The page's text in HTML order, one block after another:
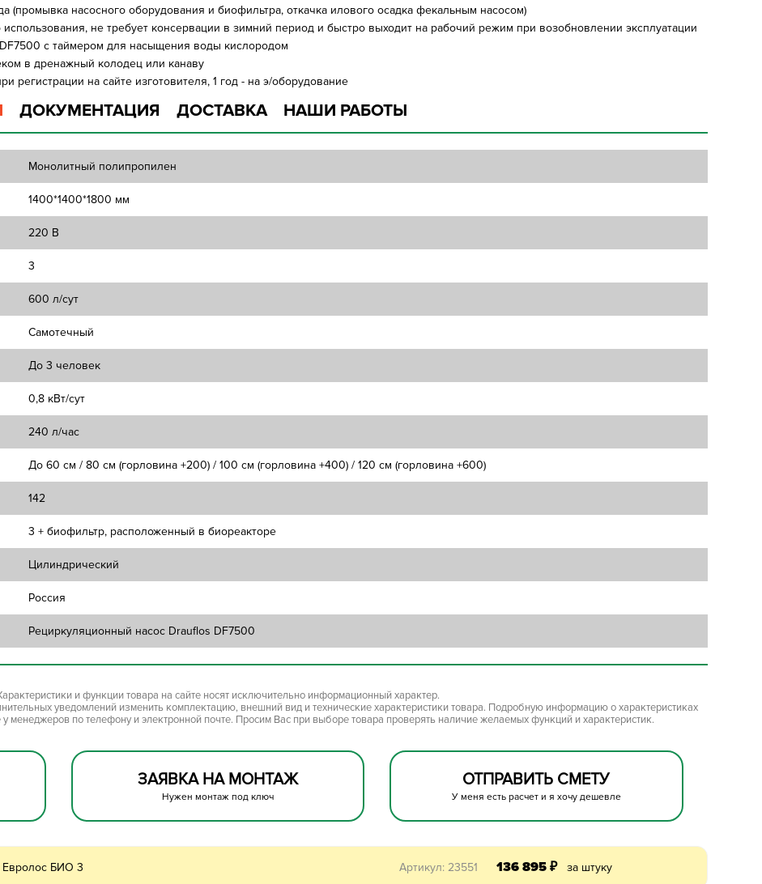
(промывка насосного оборудования и биофильтра, откачка илового осадка фекальным насосом)
не требует консервации в зимний период и быстро выходит на рабочий режим при возобновлении эксплуатации
с таймером для насыщения воды кислородом
в дренажный колодец или канаву
регистрации на сайте изготовителя, 1 год - на э/оборудование
ДОКУМЕНТАЦИЯ ДОСТАВКА НАШИ РАБОТЫ
Монолитный полипропилен
1400*1400*1800 мм
220 В
3
600 л/сут
Самотечный
До 3 человек
0,8 кВт/сут
240 л/час
До 60 см / 80 см (горловина +200) / 100 см (горловина +400) / 120 см (горловина +600)
142
3 + биофильтр, расположенный в биореакторе
Цилиндрический
Россия
Рециркуляционный насос Drauflos DF7500
и функции товара на сайте носят исключительно информационный характер.
уведомлений изменить комплектацию, внешний вид и технические характеристики товара. Подробную информацию о характеристиках
менеджеров по телефону и электронной почте. Просим Вас при выборе товара проверять наличие желаемых функций и характеристик.
ЗАЯВКА НА МОНТАЖ
Нужен монтаж под ключ
ОТПРАВИТЬ СМЕТУ
У меня есть расчет и я хочу дешевле
Евролос БИО 3 Артикул: 23551 136 895 ₽ за штуку